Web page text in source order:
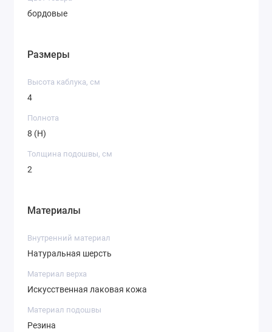
бордовые
Размеры
Высота каблука, см
4
Полнота
8 (H)
Толщина подошвы, см
2
Материалы
Внутренний материал
Натуральная шерсть
Материал верха
Искусственная лаковая кожа
Материал подошвы
Резина